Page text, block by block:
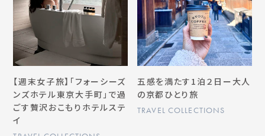
【週末女子旅】「フォーシーズ
ンズホテル東京大手町」で過
ごす贅沢おこもりホテルステ
イ
五感を満たす1泊２日ー大人
の京都ひとり旅
TRAVEL COLLECTIONS